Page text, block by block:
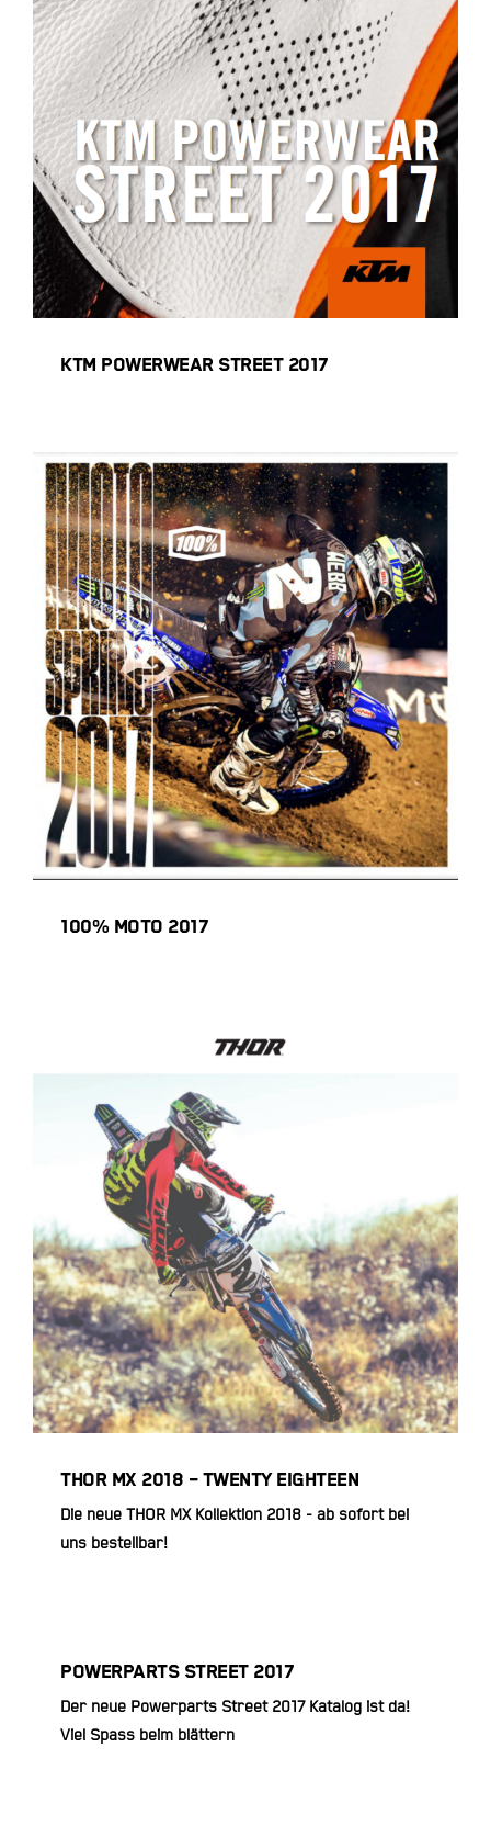
KTM POWERWEAR STREET 2017
KTM POWERWEAR STREET 2017
100% Moto 2017
100% MOTO 2017
THOR MX 2018 – TWENTY EIGHTEEN
THOR MX 2018 – TWENTY EIGHTEEN
Die neue THOR MX Kollektion 2018 - ab sofort bei
uns bestellbar!
POWERPARTS STREET 2017
Der neue Powerparts Street 2017 Katalog ist da!
Viel Spass beim blättern